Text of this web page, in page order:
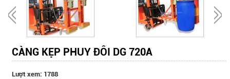
CÀNG KẸP PHUY ĐÔI DG 720A
Lượt xem: 1788